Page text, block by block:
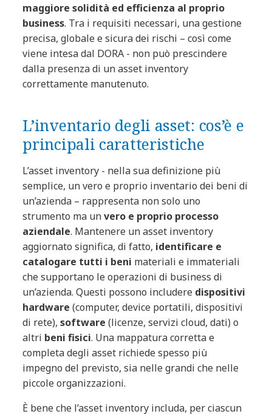
maggiore solidità ed efficienza al proprio
business. Tra i requisiti necessari, una gestione
precisa, globale e sicura dei rischi – così come
viene intesa dal DORA - non può prescindere
dalla presenza di un asset inventory
correttamente manutenuto.
L’inventario degli asset: cos’è e
principali caratteristiche
L’asset inventory - nella sua definizione più
semplice, un vero e proprio inventario dei beni di
un’azienda – rappresenta non solo uno
strumento ma unvero e proprio processo
aziendale. Mantenere un asset inventory
aggiornato significa, di fatto, identificare e
catalogare tutti i beni materiali e immateriali
che supportano le operazioni di business di
un’azienda. Questi possono includere dispositivi
hardware(computer, device portatili, dispositivi
di rete),software(licenze, servizi cloud, dati) o
altri beni fisici. Una mappatura corretta e
completa degli asset richiede spesso più
impegno del previsto, sia nelle grandi che nelle
piccole organizzazioni.
È bene che l’asset inventory includa, per ciascun